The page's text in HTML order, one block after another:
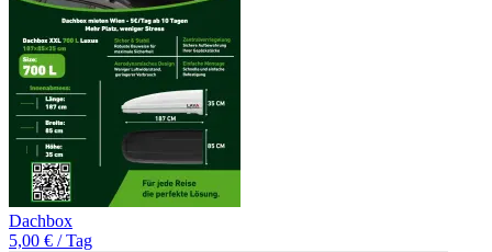
Dachbox
5,00 € / Tag